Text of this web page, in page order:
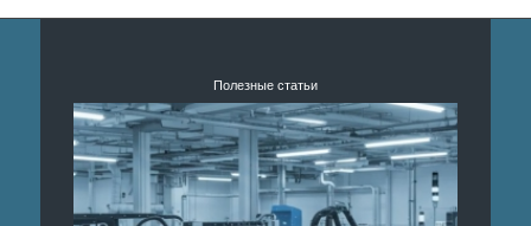
Полезные статьи